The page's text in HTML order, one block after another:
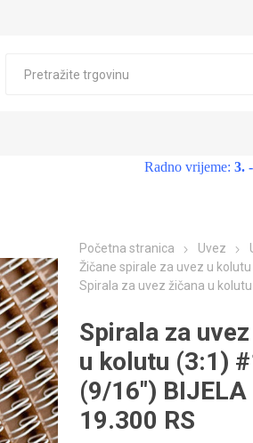
Radno vrijeme: 3.
Početna stranica Uvez
Žičane spirale za uvez u kolutu
Spirala za uvez žičana u
Spirala za
u kolutu (3:1)
(9/16") BIJELA
19.300 RS